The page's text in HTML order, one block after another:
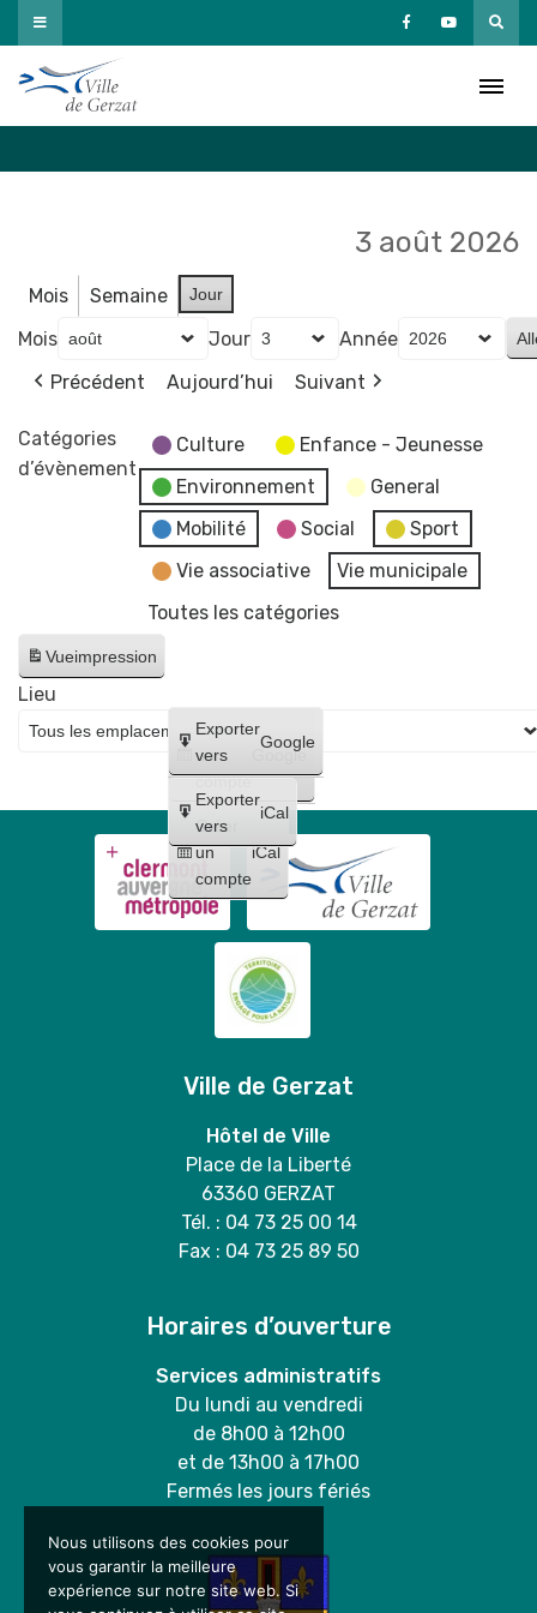
Passer
au
contenu
3 août 2026
Mois Semaine Jour
Mois Jour
Année
Précédent
Aujourd’hui Suivant
Catégories
d’évènement
Culture
Enfance - Jeunesse
Environnement
General
Mobilité
Social
Sport
Vie associative
Vie municipale
Toutes les catégories
Vueimpression
Créer
un
compte
Google
Créer
un
compte
iCal
Exporter
vers
Google
Exporter
vers
iCal
Lieu
Ville de Gerzat
Hôtel de Ville
Place de la Liberté
63360 GERZAT
Tél. : 04 73 25 00 14
Fax : 04 73 25 89 50
Horaires d’ouverture
Services administratifs
Du lundi au vendredi
de 8h00 à 12h00
et de 13h00 à 17h00
Fermés les jours fériés
Nous utilisons des cookies pour
vous garantir la meilleure
expérience sur notre site web. Si